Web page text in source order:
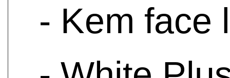
- Kem face